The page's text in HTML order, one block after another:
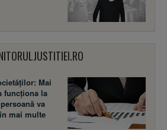
Mai
funcţiona la
va
mai multe